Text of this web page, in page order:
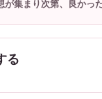
が集まり次第、良かっ
る